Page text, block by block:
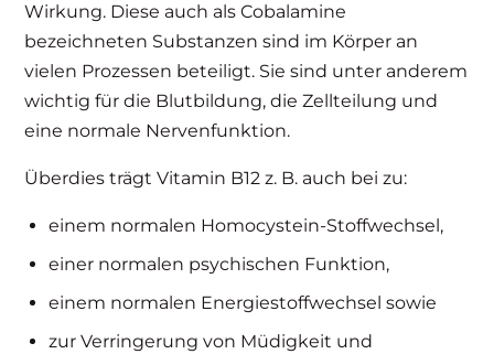
Wirkung. Diese auch als Cobalamine
bezeichneten Substanzen sind im Körper an
vielen Prozessen beteiligt. Sie sind unter anderem
wichtig für die Blutbildung, die Zellteilung und
eine normale Nervenfunktion.
Überdies trägt Vitamin B12 z. B. auch bei zu:
einem normalen Homocystein-Stoffwechsel,
einer normalen psychischen Funktion,
einem normalen Energiestoffwechsel sowie
zur Verringerung von Müdigkeit und